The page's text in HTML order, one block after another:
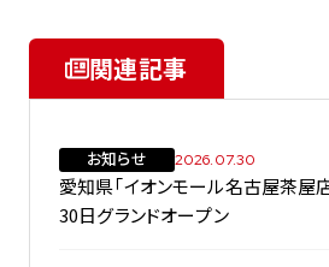
関連記事
お知らせ 2026.07.30
愛知県「イオンモール名古屋茶屋
30日グランドオープン